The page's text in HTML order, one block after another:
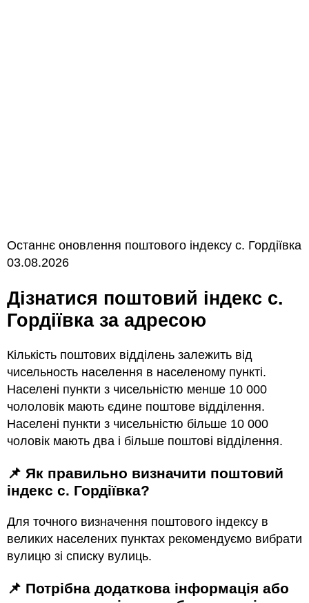
Останнє оновлення поштового індексу с. Гордіївка
03.08.2026
Дізнатися поштовий індекс с.
Гордіївка за адресою
Кількість поштових відділень залежить від
чисельность населення в населеному пункті.
Населені пункти з чисельністю менше 10 000
чололовік мають єдине поштове відділення.
Населені пункти з чисельністю більше 10 000
чоловік мають два і більше поштові відділення.
📌 Як правильно визначити поштовий
індекс с. Гордіївка?
Для точного визначення поштового індексу в
великих населених пунктах рекомендуємо вибрати
вулицю зі списку вулиць.
📌 Потрібна додаткова інформація або